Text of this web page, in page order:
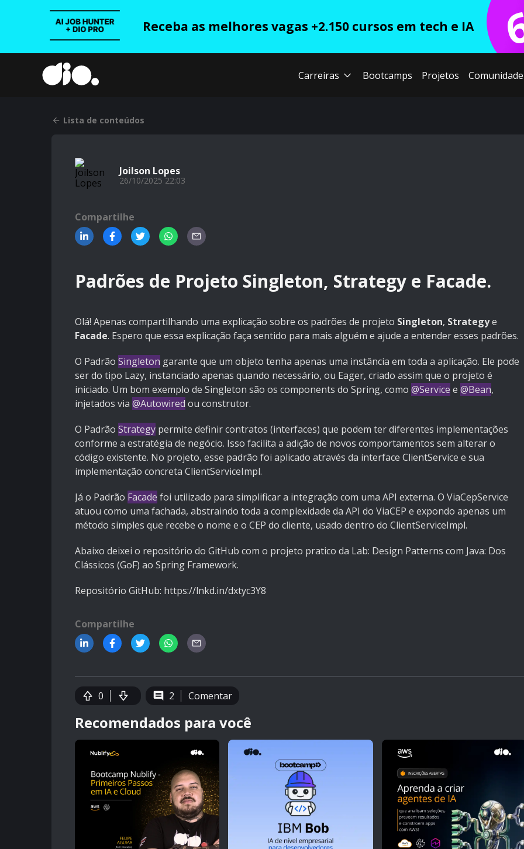
Receba as melhores vagas +2.150 cursos em tech e IA
Carreiras Bootcamps Projetos Comunidade
Lista de conteúdos
Joilson Lopes
26/10/2025 22:03
Compartilhe
Padrões de Projeto Singleton, Strategy e Facade.
Olá! Apenas compartilhando uma explicação sobre os padrões de projeto Singleton, Strategye
Facade. Espero que essa explicação faça sentido para mais alguém e ajude a entender esses padrões.
O Padrão Singleton garante que um objeto tenha apenas uma instância em toda a aplicação. Ele pode
ser do tipo Lazy, instanciado apenas quando necessário, ou Eager, criado assim que o projeto é
iniciado. Um bom exemplo de Singleton são os components do Spring, como @Service e @Bean,
injetados via @Autowired ou construtor.
O Padrão Strategy permite definir contratos (interfaces) que podem ter diferentes implementações
conforme a estratégia de negócio. Isso facilita a adição de novos comportamentos sem alterar o
código existente. No projeto, esse padrão foi aplicado através da interface ClientService e sua
implementação concreta ClientServiceImpl.
Já o Padrão Facade foi utilizado para simplificar a integração com uma API externa. O ViaCepService
atuou como uma fachada, abstraindo toda a complexidade da API do ViaCEP e expondo apenas um
método simples que recebe o nome e o CEP do cliente, usado dentro do ClientServiceImpl.
Abaixo deixei o repositório do GitHub com o projeto pratico da Lab: Design Patterns com Java: Dos
Clássicos (GoF) ao Spring Framework.
Repositório GitHub: https://lnkd.in/dxtyc3Y8
Compartilhe
0 2 Comentar
Recomendados para você